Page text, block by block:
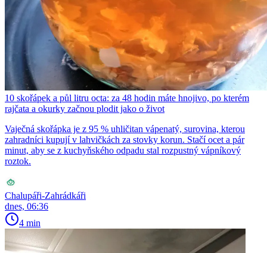
10 skořápek a půl litru octa: za 48 hodin máte hnojivo, po kterém
rajčata a okurky začnou plodit jako o život
Vaječná skořápka je z 95 % uhličitan vápenatý, surovina, kterou
zahradníci kupují v lahvičkách za stovky korun. Stačí ocet a pár
minut, aby se z kuchyňského odpadu stal rozpustný vápníkový
roztok.
Chalupáři-Zahrádkáři
dnes, 06:36
4 min